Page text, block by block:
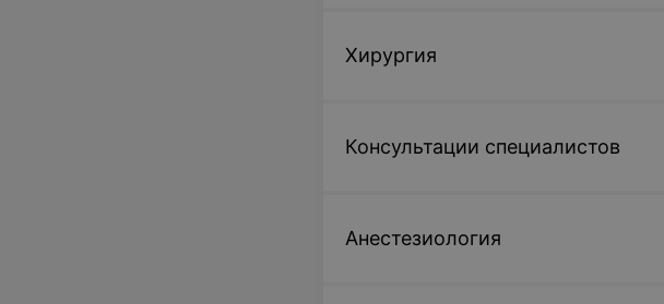
Хирургия
Консультации специалистов
Анестезиология